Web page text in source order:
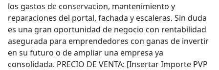
los gastos de conservacion, mantenimiento y
reparaciones del portal, fachada y escaleras. Sin duda
es una gran oportunidad de negocio con rentabilidad
asegurada para emprendedores con ganas de invertir
en su futuro o de ampliar una empresa ya
consolidada. PRECIO DE VENTA: [Insertar Importe PVP